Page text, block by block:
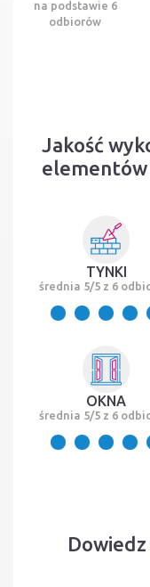
na podstawie 6
odbiorów
Jakość
elementów
TYNKI
średnia 5/5 z 6
OKNA
średnia 5/5 z 6